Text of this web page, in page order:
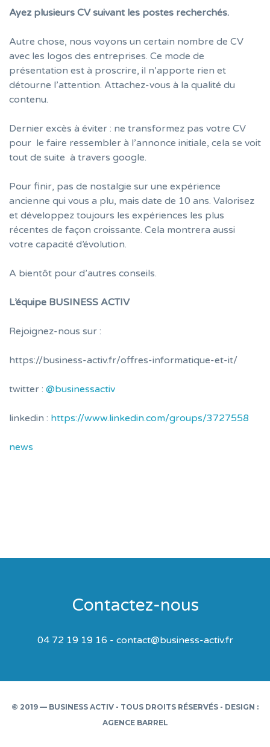
Ayez plusieurs CV suivant les postes recherchés.
Autre chose, nous voyons un certain nombre de CV
avec les logos des entreprises. Ce mode de
présentation est à proscrire, il n’apporte rien et
détourne l’attention. Attachez-vous à la qualité du
contenu.
Dernier excès à éviter : ne transformez pas votre CV
pour le faire ressembler à l’annonce initiale, cela se voit
tout de suite à travers google.
Pour finir, pas de nostalgie sur une expérience
ancienne qui vous a plu, mais date de 10 ans. Valorisez
et développez toujours les expériences les plus
récentes de façon croissante. Cela montrera aussi
votre capacité d’évolution.
A bientôt pour d’autres conseils.
L’équipe BUSINESS ACTIV
Rejoignez-nous sur :
https://business-activ.fr/offres-informatique-et-it/
twitter : @businessactiv
linkedin : https://www.linkedin.com/groups/3727558
news
Contactez-nous
04 72 19 19 16 - contact@business-activ.fr
© 2019 — BUSINESS ACTIV - TOUS DROITS RÉSERVÉS - DESIGN :
AGENCE BARREL